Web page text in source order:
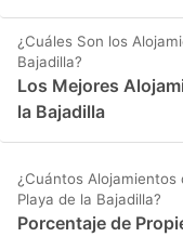
¿Cuáles Son los
Bajadilla?
Los Mejores
la Bajadilla
¿Cuántos
Playa de la Bajadilla?
Porcentaje de